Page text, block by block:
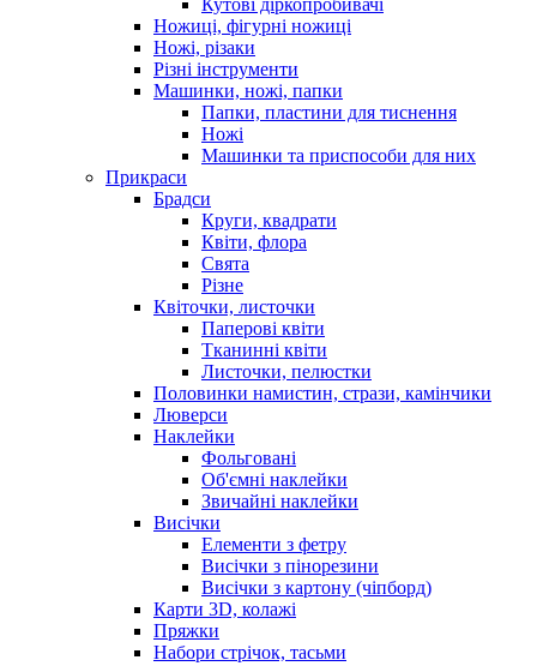
Ножиці, фігурні ножиці
Ножі, різаки
Різні інструменти
Машинки, ножі, папки
Папки, пластини для тиснення
Ножі
Машинки та приспособи для них
Прикраси
Брадси
Круги, квадрати
Квіти, флора
Свята
Різне
Квіточки, листочки
Паперові квіти
Тканинні квіти
Листочки, пелюстки
Половинки намистин, стрази, камінчики
Люверси
Наклейки
Фольговані
Об'ємні наклейки
Звичайні наклейки
Висічки
Елементи з фетру
Висічки з пінорезини
Висічки з картону (чіпборд)
Карти 3D, колажі
Пряжки
Набори стрічок, тасьми